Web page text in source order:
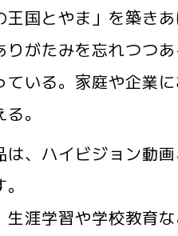
王国とやま」を築きあ
りがたみを忘れつつ
ている。家庭や企業
。
は、ハイビジョン動
生涯学習や学校教育